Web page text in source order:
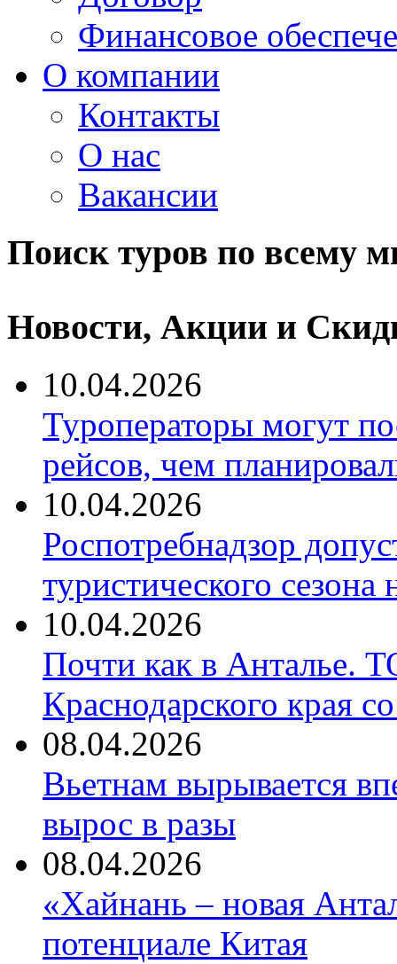
Финансовое
О компании
Контакты
О нас
Вакансии
Поиск туров по всему
Новости, Акции и
10.04.2026
Туроператоры могут
рейсов, чем
10.04.2026
Роспотребнадзор
туристического
10.04.2026
Почти как в Анталье.
Краснодарского края
08.04.2026
Вьетнам вырывается
вырос в разы
08.04.2026
«Хайнань – новая
потенциале Китая